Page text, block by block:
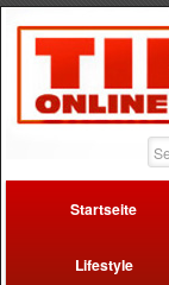
Startseite
Lifestyle